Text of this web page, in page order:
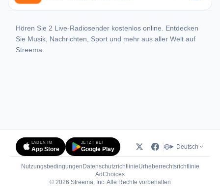
Hören Sie 2 Live-Radiosender kostenlos online. Entdecken
Sie Musik, Nachrichten, Sport und mehr aus aller Welt auf
Streema.
LADEN IM
App Store
JETZT BEI
Google Play Deutsch
Nutzungsbedingungen DatenschutzrichtlinieUrheberrechtsrichtlinie
AdChoices(öffnet in neuem Tab)
© 2026 Streema, Inc. Alle Rechte vorbehalten